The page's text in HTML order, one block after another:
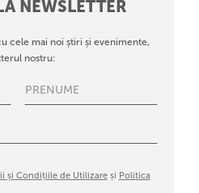
NEWSLETTER
cele mai noi știri și evenimente,
nostru:
și Condițiile de Utilizareși Politica